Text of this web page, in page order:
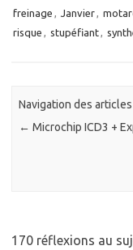
freinage , Janvier,
risque , stupéfiant,
Navigation des articles
← Microchip ICD3 +
170 réflexions au